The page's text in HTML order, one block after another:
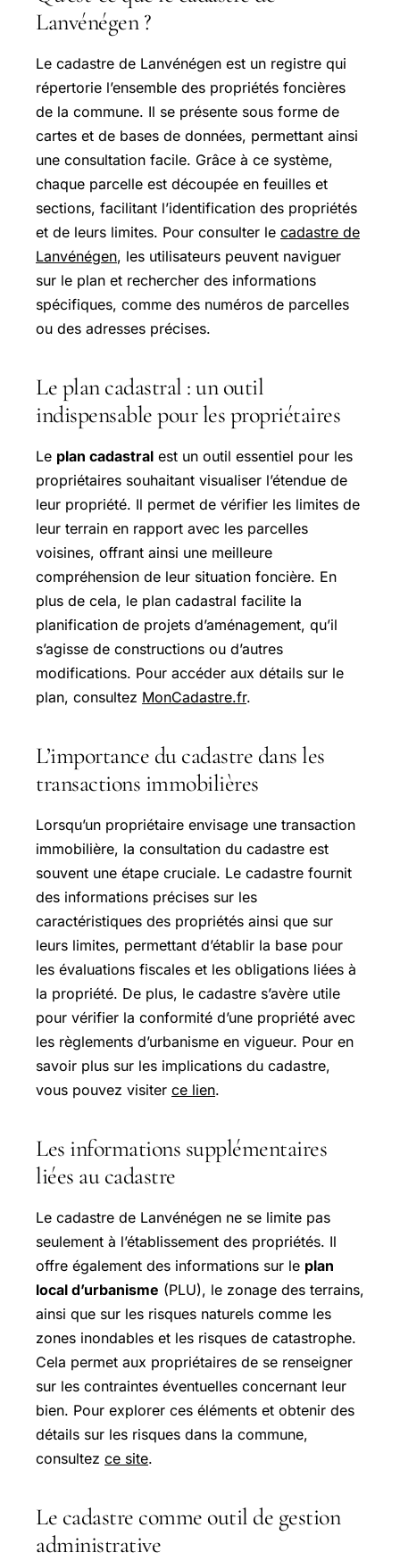
Lanvénégen ?
Le cadastre de Lanvénégen est un registre qui
répertorie l’ensemble des propriétés foncières
de la commune. Il se présente sous forme de
cartes et de bases de données, permettant ainsi
une consultation facile. Grâce à ce système,
chaque parcelle est découpée en feuilles et
sections, facilitant l’identification des propriétés
et de leurs limites. Pour consulter le cadastre de
Lanvénégen, les utilisateurs peuvent naviguer
sur le plan et rechercher des informations
spécifiques, comme des numéros de parcelles
ou des adresses précises.
Le plan cadastral : un outil
indispensable pour les propriétaires
Le plan cadastral est un outil essentiel pour les
propriétaires souhaitant visualiser l’étendue de
leur propriété. Il permet de vérifier les limites de
leur terrain en rapport avec les parcelles
voisines, offrant ainsi une meilleure
compréhension de leur situation foncière. En
plus de cela, le plan cadastral facilite la
planification de projets d’aménagement, qu’il
s’agisse de constructions ou d’autres
modifications. Pour accéder aux détails sur le
plan, consultez MonCadastre.fr.
L’importance du cadastre dans les
transactions immobilières
Lorsqu’un propriétaire envisage une transaction
immobilière, la consultation du cadastre est
souvent une étape cruciale. Le cadastre fournit
des informations précises sur les
caractéristiques des propriétés ainsi que sur
leurs limites, permettant d’établir la base pour
les évaluations fiscales et les obligations liées à
la propriété. De plus, le cadastre s’avère utile
pour vérifier la conformité d’une propriété avec
les règlements d’urbanisme en vigueur. Pour en
savoir plus sur les implications du cadastre,
vous pouvez visiter ce lien.
Les informations supplémentaires
liées au cadastre
Le cadastre de Lanvénégen ne se limite pas
seulement à l’établissement des propriétés. Il
offre également des informations sur le plan
local d’urbanisme (PLU), le zonage des terrains,
ainsi que sur les risques naturels comme les
zones inondables et les risques de catastrophe.
Cela permet aux propriétaires de se renseigner
sur les contraintes éventuelles concernant leur
bien. Pour explorer ces éléments et obtenir des
détails sur les risques dans la commune,
consultez ce site.
Le cadastre comme outil de gestion
administrative